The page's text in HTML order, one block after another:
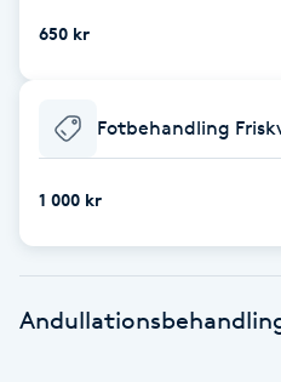
BIAB
Blowout
Bottenfärg
650 kr
Fotbehandling
1 000 kr